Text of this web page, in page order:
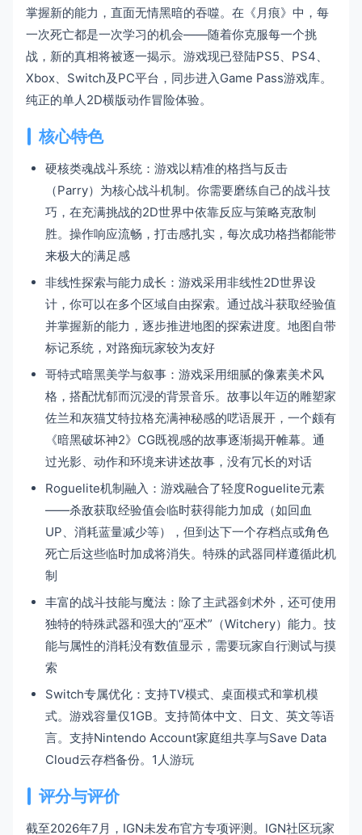
掌握新的能力，直面无情黑暗的吞噬。在《月痕》中，每
一次死亡都是一次学习的机会——随着你克服每一个挑
战，新的真相将被逐一揭示。游戏现已登陆PS5、PS4、
Xbox、Switch及PC平台，同步进入Game Pass游戏库。
纯正的单人2D横版动作冒险体验。
核心特色
硬核类魂战斗系统：游戏以精准的格挡与反击
（Parry）为核心战斗机制。你需要磨练自己的战斗技
巧，在充满挑战的2D世界中依靠反应与策略克敌制
胜。操作响应流畅，打击感扎实，每次成功格挡都能带
来极大的满足感
非线性探索与能力成长：游戏采用非线性2D世界设
计，你可以在多个区域自由探索。通过战斗获取经验值
并掌握新的能力，逐步推进地图的探索进度。地图自带
标记系统，对路痴玩家较为友好
哥特式暗黑美学与叙事：游戏采用细腻的像素美术风
格，搭配忧郁而沉浸的背景音乐。故事以年迈的雕塑家
佐兰和灰猫艾特拉格充满神秘感的呓语展开，一个颇有
《暗黑破坏神2》CG既视感的故事逐渐揭开帷幕。通
过光影、动作和环境来讲述故事，没有冗长的对话
Roguelite机制融入：游戏融合了轻度Roguelite元素
——杀敌获取经验值会临时获得能力加成（如回血
UP、消耗蓝量减少等），但到达下一个存档点或角色
死亡后这些临时加成将消失。特殊的武器同样遵循此机
制
丰富的战斗技能与魔法：除了主武器剑术外，还可使用
独特的特殊武器和强大的“巫术”（Witchery）能力。技
能与属性的消耗没有数值显示，需要玩家自行测试与摸
索
Switch专属优化：支持TV模式、桌面模式和掌机模
式。游戏容量仅1GB。支持简体中文、日文、英文等语
言。支持Nintendo Account家庭组共享与Save Data
Cloud云存档备份。1人游玩
评分与评价
截至2026年7月，IGN未发布官方专项评测。IGN社区玩家